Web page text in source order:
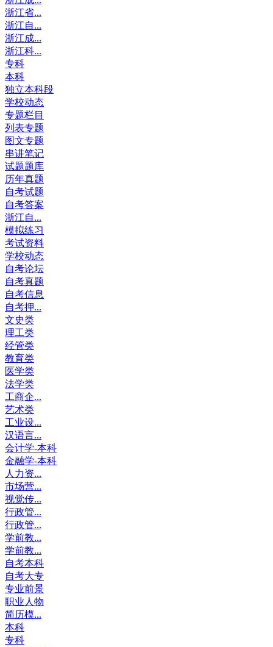
浙江省...
浙江自...
浙江成...
浙江科...
专科
本科
独立本科段
学校动态
专题栏目
列表专题
图文专题
串讲笔记
试题题库
历年真题
自考试题
自考答案
浙江自...
模拟练习
考试资料
学校动态
自考论坛
自考真题
自考信息
自考押...
文史类
理工类
经管类
教育类
医学类
法学类
工商企...
艺术类
工业设...
汉语言...
会计学-本科
金融学-本科
人力资...
市场营...
视觉传...
行政管...
行政管...
学前教...
学前教...
自考本科
自考大专
专业前景
职业人物
简历模...
本科
专科